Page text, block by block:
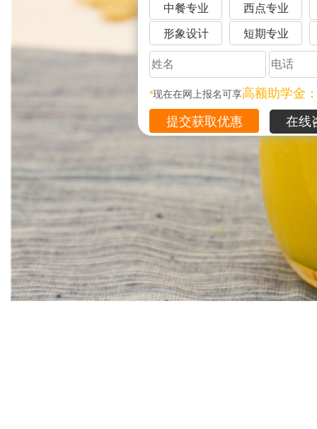
中餐专业 西点专业
形象设计 短期专业
*现在在网上报名可享高额助学金
在线